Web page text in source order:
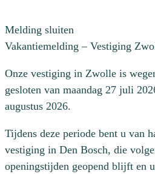
Melding sluiten
Vakantiemelding – Vestiging
Onze vestiging in Zwolle is
gesloten van maandag 27 juli
augustus 2026.
Tijdens deze periode bent u van
vestiging in Den Bosch, die
openingstijden geopend blijft en